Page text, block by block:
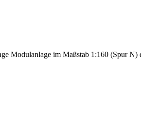
Modulanlage im Maßstab 1:160 (Spur N)